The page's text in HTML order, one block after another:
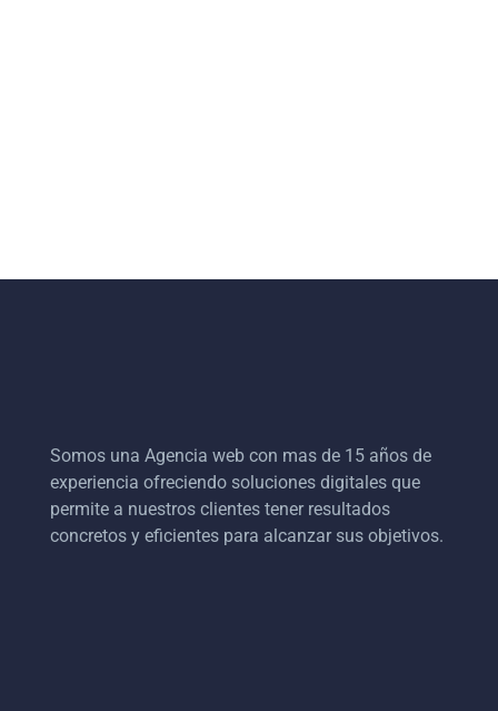
Somos una Agencia web con mas de 15 años de
experiencia ofreciendo soluciones digitales que
permite a nuestros clientes tener resultados
concretos y eficientes para alcanzar sus objetivos.